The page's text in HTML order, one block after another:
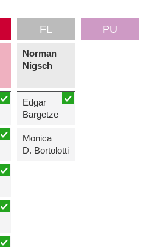
FL
Norman
Nigsch
Edgar
Bargetze
Monica
D. Bortolotti
PU